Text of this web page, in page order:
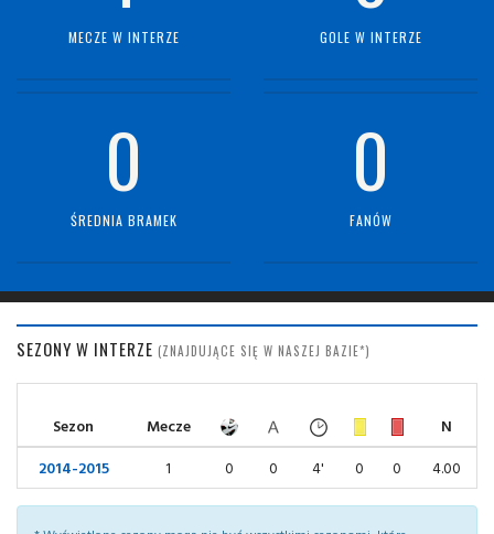
MECZE W INTERZE GOLE W INTERZE
0
ŚREDNIA BRAMEK
0
FANÓW
SEZONY W INTERZE (ZNAJDUJĄCE SIĘ W NASZEJ BAZIE*)
Sezon Mecze
N
2014-2015
1 0 0 4' 0 0 4.00